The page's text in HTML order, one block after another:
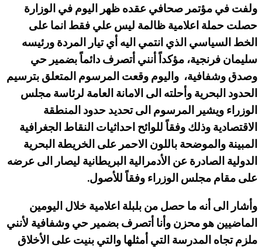
ولفت في مؤتمر صحافي عقده ظهر اليوم في الوزارة
حصلت حملة اعلامية ظالمة ليس علي فقط انما على
الخط السياسي الذي انتمي اليه أي تيار المردة ورئيسه
سليمان فرنجية، مؤكداً أنني أتصرف دائماً بضمير حي
وصدق وشفافية، واليوم وقعت المرسوم المتعلق بترسيم
الحدود البحرية وأحلته الى الامانة العامة لرئاسة مجلس
الوزراء ويشير المرسوم الى تحديد حدود المنطقة
الاقتصادية وذلك وفقاً للوائح احداثيات النقاط الجغرافية
المبينة والموضحة باللون الاحمر على الخريطة البحرية
الدولية الصادرة عن الأدمرالية البريطانية ليصار الى عرضه
على مقام مجلس الوزراء وفقاً للأصول.
وأشار الى أنه ما حصل من بلبلة اعلامية خلال اليومين
الماضيين هو محزن وأنا أتصرف بضمير حي وشفافية لأنني
ملزم تجاه المدرسة التي أمثلها والتي بنيت على الأخلاق